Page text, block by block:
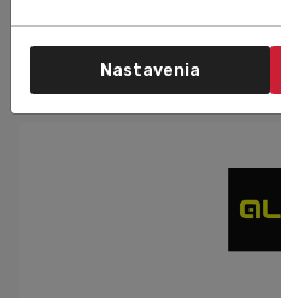
Veľkosť: M
Veľkostná tabuľka
Nastavenia